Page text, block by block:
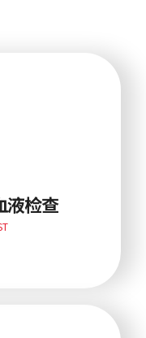
液检查